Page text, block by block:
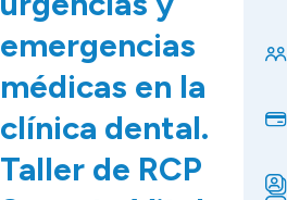
emergencias
médicas en la
clínica dental.
Taller de RCP